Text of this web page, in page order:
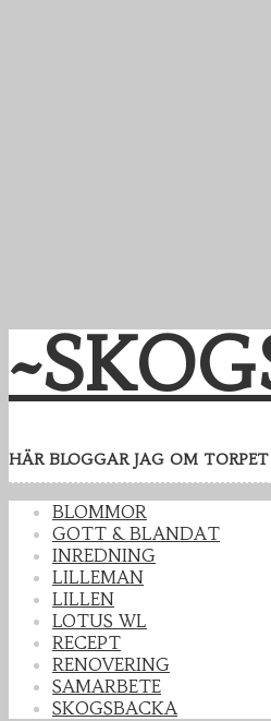
HÄR BLOGGAR JAG OM
BLOMMOR
GOTT & BLANDAT
INREDNING
LILLEMAN
LILLEN
LOTUS WL
RECEPT
RENOVERING
SAMARBETE
SKOGSBACKA